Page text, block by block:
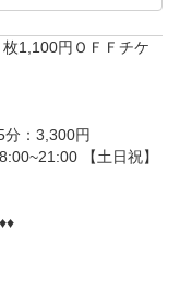
ただいた場合は
きず、店舗外で
予約開始時刻の
。
ントレッスン体
案内をさせてい
1,100円ＯＦＦチケ
分：3,300円
【土日祝】